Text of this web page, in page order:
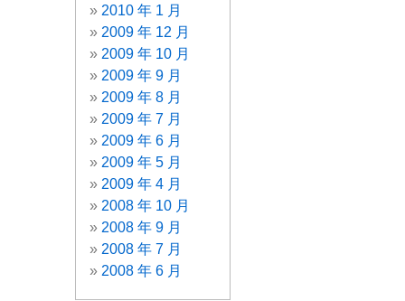
2010 年 1 月
2009 年 12 月
2009 年 10 月
2009 年 9 月
2009 年 8 月
2009 年 7 月
2009 年 6 月
2009 年 5 月
2009 年 4 月
2008 年 10 月
2008 年 9 月
2008 年 7 月
2008 年 6 月